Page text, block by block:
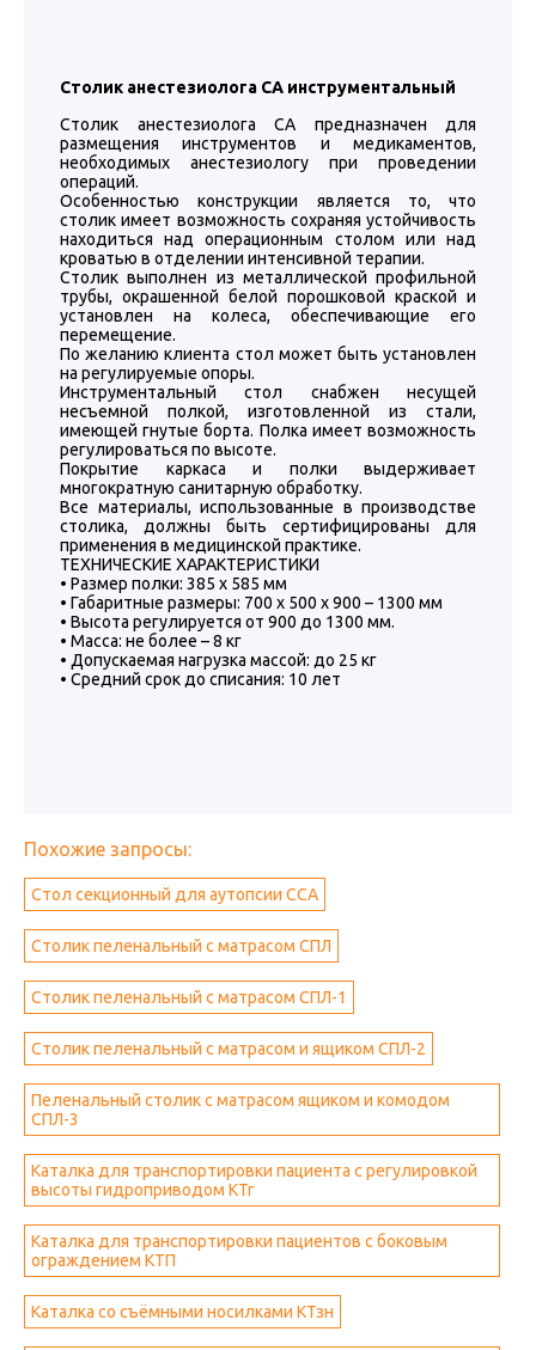
Столик анестезиолога СА инструментальный
Столик анестезиолога СА предназначен для
размещения инструментов и медикаментов,
необходимых анестезиологу при проведении
операций.
Особенностью конструкции является то, что
столик имеет возможность сохраняя устойчивость
находиться над операционным столом или над
кроватью в отделении интенсивной терапии.
Столик выполнен из металлической профильной
трубы, окрашенной белой порошковой краской и
установлен на колеса, обеспечивающие его
перемещение.
По желанию клиента стол может быть установлен
на регулируемые опоры.
Инструментальный стол снабжен несущей
несъемной полкой, изготовленной из стали,
имеющей гнутые борта. Полка имеет возможность
регулироваться по высоте.
Покрытие каркаса и полки выдерживает
многократную санитарную обработку.
Все материалы, использованные в производстве
столика, должны быть сертифицированы для
применения в медицинской практике.
ТЕХНИЧЕСКИЕ ХАРАКТЕРИСТИКИ
• Размер полки: 385 х 585 мм
• Габаритные размеры: 700 х 500 х 900 – 1300 мм
• Высота регулируется от 900 до 1300 мм.
• Масса: не более – 8 кг
• Допускаемая нагрузка массой: до 25 кг
• Средний срок до списания: 10 лет
Похожие запросы:
Стол секционный для аутопсии ССА
Столик пеленальный с матрасом СПЛ
Столик пеленальный с матрасом СПЛ-1
Столик пеленальный с матрасом и ящиком СПЛ-2
Пеленальный столик с матрасом ящиком и комодом
СПЛ-3
Каталка для транспортировки пациента с регулировкой
высоты гидроприводом КТг
Каталка для транспортировки пациентов с боковым
ограждением КТП
Каталка со съёмными носилками КТзн